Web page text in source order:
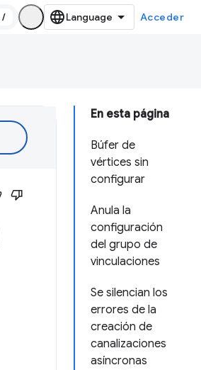
/ Acceder
En esta página
Búfer de
vértices sin
configurar
Anula la
configuración
del grupo de
vinculaciones
Se silencian los
errores de la
creación de
canalizaciones
asíncronas